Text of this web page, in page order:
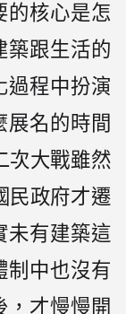
的核心是怎
築跟生活的
過程中扮演
展名的時間
次大戰雖然
民政府才遷
未有建築這
制中也沒有
，才慢慢開